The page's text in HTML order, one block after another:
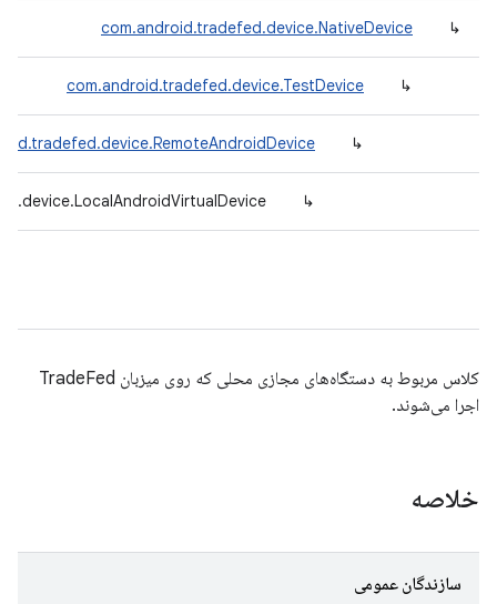
↳
com.android.tradefed.device.NativeDevice
↳
com.android.tradefed.device.TestDevice
↳
↳
کلاس مربوط به دستگاه‌های مجازی محلی که روی میزبان TradeFed
اجرا می‌شوند.
خلاصه
سازندگان عمومی